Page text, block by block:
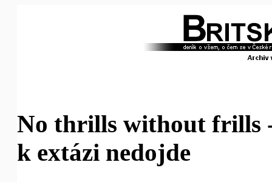
No thrills without frills
k extázi nedojde